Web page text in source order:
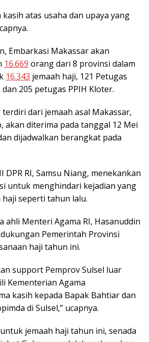
atas usaha dan upaya yang
Embarkasi Makassar akan
16.669 orang dari 8 provinsi dalam
16.343 jemaah haji, 121 Petugas
205 petugas PPIH Kloter.
dari jemaah asal Makassar,
akan diterima pada tanggal 12 Mei
dijadwalkan berangkat pada
DPR RI, Samsu Niang, menekankan
untuk menghindari kejadian yang
seperti tahun lalu.
ahli Menteri Agama RI, Hasanuddin
Pemerintah Provinsi
haji tahun ini.
support Pemprov Sulsel luar
Kementerian Agama
kasih kepada Bapak Bahtiar dan
di Sulsel,” ucapnya.
jemaah haji tahun ini, senada